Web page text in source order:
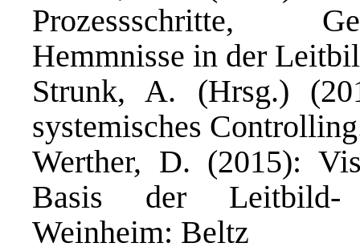
Prozessschritte,
Hemmnisse in der
Strunk, A. (Hrsg.)
systemisches
Werther, D. (2015):
Basis der Leitbild-
Weinheim: Beltz